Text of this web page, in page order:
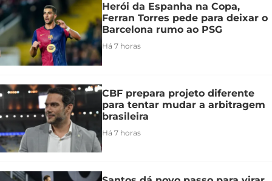
Herói da Espanha na Copa,
Ferran Torres pede para deixar o
Barcelona rumo ao PSG
Há 7 horas
CBF prepara projeto diferente
para tentar mudar a arbitragem
brasileira
Há 7 horas